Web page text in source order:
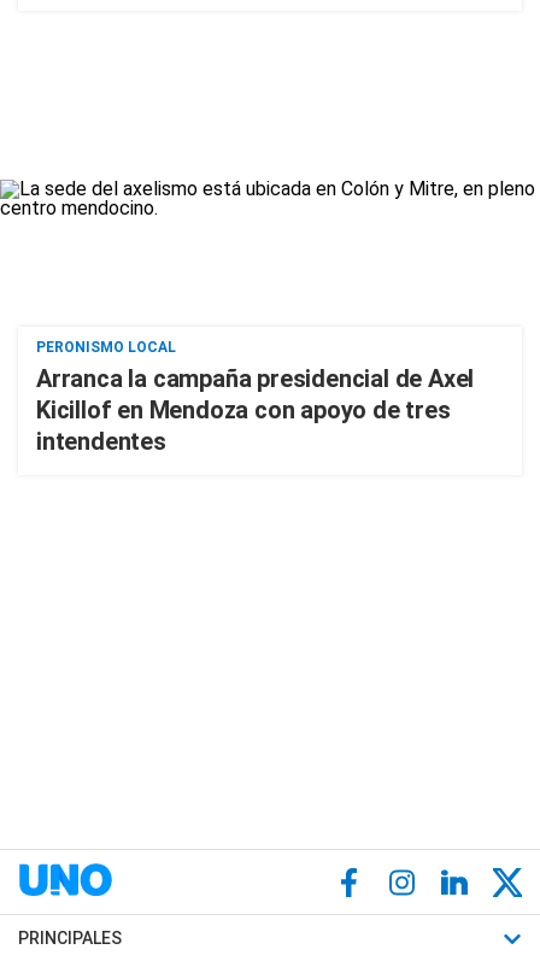
PERONISMO LOCAL
Arranca la campaña presidencial de Axel
Kicillof en Mendoza con apoyo de tres
intendentes
PRINCIPALES